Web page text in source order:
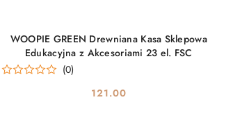
WOOPIE GREEN Drewniana Kasa Sklepowa
Edukacyjna z Akcesoriami 23 el. FSC
(0)
Cena:
121.00
DO KOSZYKA